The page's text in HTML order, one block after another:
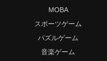
MOBA
スポーツゲーム
パズルゲーム
音楽ゲーム